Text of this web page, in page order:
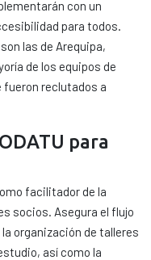
con un
para todos.
las de Arequipa,
de los equipos de
reclutados a
para
facilitador de la
socios. Asegura el flujo
organización de talleres
así como la